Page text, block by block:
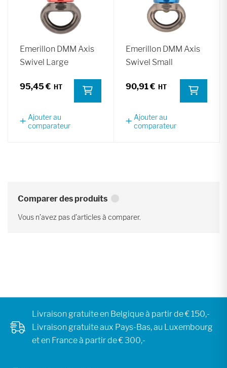
Emerillon DMM Axis
Swivel Large
95,45 €
Ajouter au
comparateur
Emerillon DMM Axis
Swivel Small
90,91 €
Ajouter au
comparateur
Comparer des produits
Vous n’avez pas d’articles à comparer.
Livraison gratuite en Belgique à partir de € 150,-
Livraison gratuite aux Pays-Bas, au Luxembourg
et en France à partir de € 300,-